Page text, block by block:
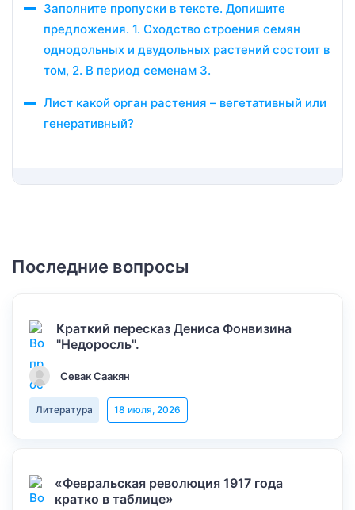
Заполните пропуски в тексте. Допишите
предложения. 1. Сходство строения семян
однодольных и двудольных растений состоит в
том, 2. В период семенам 3.
Лист какой орган растения – вегетативный или
генеративный?
Последние вопросы
Краткий пересказ Дениса Фонвизина
"Недоросль".
Севак Саакян
Литература 18 июля, 2026
«Февральская революция 1917 года
кратко в таблице»